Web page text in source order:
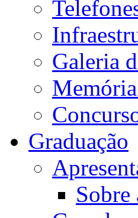
Galeria
Graduação
Sobre